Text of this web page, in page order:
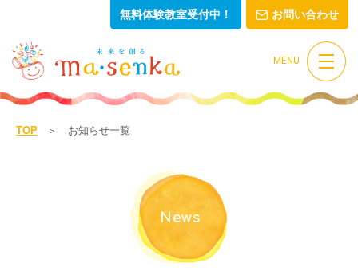
MENU
無料体験教室受付中！ お問い合わせ
TOP お知らせ一覧
News